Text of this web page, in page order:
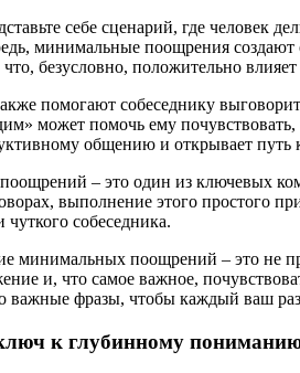
себе сценарий, где человек
минимальные поощрения
безусловно, положительно
помогают собеседнику
может помочь ему
общению и открывает
– это один из ключевых
выполнение этого простого
собеседника.
минимальных поощрений – это не
и, что самое важное,
важные фразы, чтобы каждый ваш
к глубинному пониманию